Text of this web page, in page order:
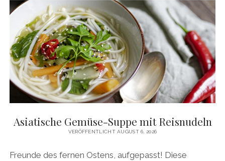
REZEPTE
IMPRESSUM
DATENSCHUTZ
facebook
pinterestinstagramamazon
E-
Mail
Asiatische Gemüse-Suppe mit Reisnudeln
VERÖFFENTLICHT AUGUST 6, 2026
Freunde des fernen Ostens, aufgepasst! Diese